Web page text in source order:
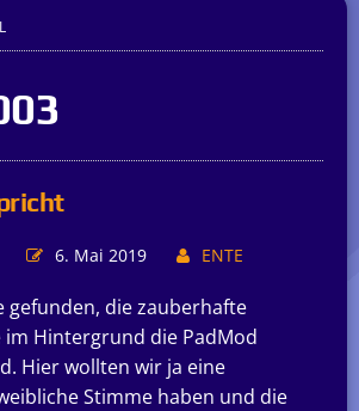
6. Mai 2019 ENTE
gefunden, die zauberhafte
im Hintergrund die PadMod
Hier wollten wir ja eine
Stimme haben und die